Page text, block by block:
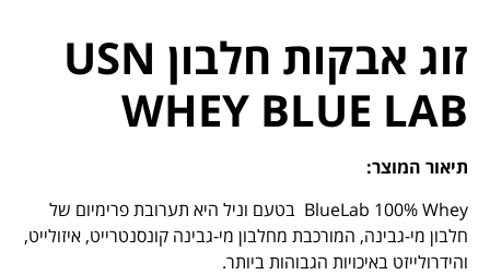
זוג אבקות חלבון USN
WHEY BLUE LAB
תיאור המוצר:
BlueLab 100% Whey בטעם וניל היא תערובת פרימיום של
חלבון מי-גבינה, המורכבת מחלבון מי-גבינה קונסנטרייט, איזולייט,
והידרולייזט באיכויות הגבוהות ביותר.